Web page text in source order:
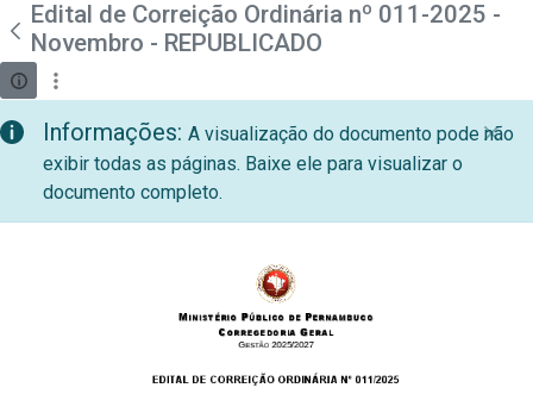
Pular para o Conteúdo principal
teste descricao
Edital de Correição Ordinária nº 011-2025 -
Novembro - REPUBLICADO
Informações: A visualização do documento pode não
exibir todas as páginas. Baixe ele para visualizar o
documento completo.